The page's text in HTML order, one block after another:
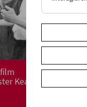
Keaton, Ross